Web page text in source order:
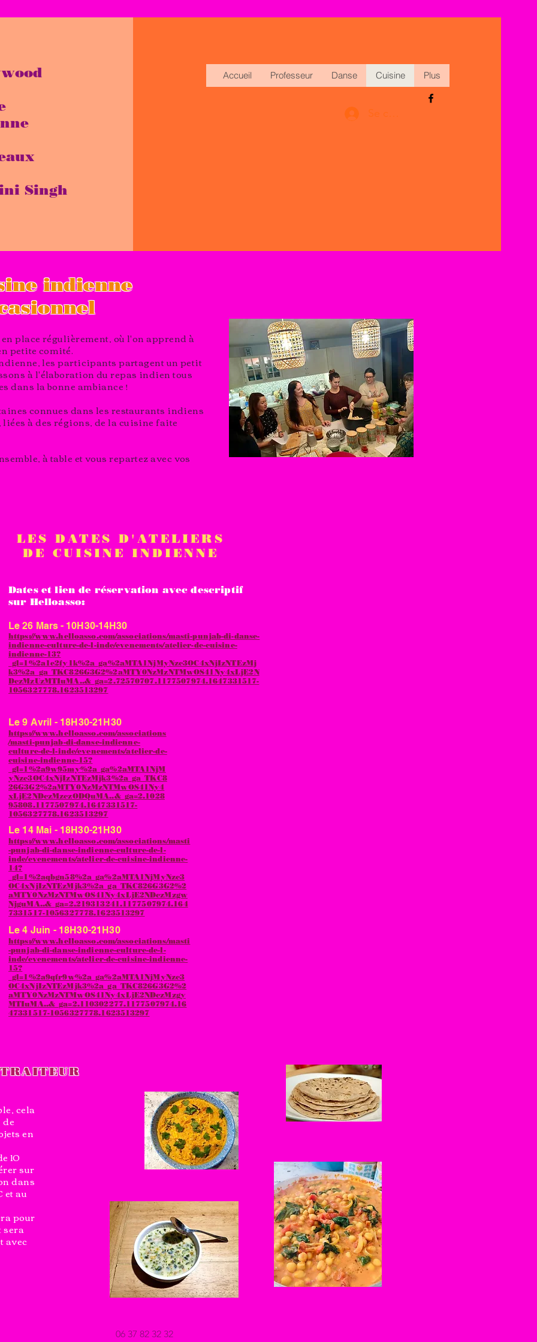
Singh
Accueil Professeur Danse Cuisine Plus
Se connecter
indienne
place régulièrement, où l'on apprend à
petite comité.
les participants partagent un petit
à l'élaboration du repas indien tous
dans la bonne ambiance !
connues dans les restaurants indiens
à des régions, de la cuisine faite
à table et vous repartez avec vos
LES DATES D'ATELIERS
DE CUISINE INDIENNE
Dates et lien de réservation avec descriptif
sur Helloasso:
Le 26 Mars - 10H30-14H30
https://www.helloasso.com/associations/masti-punjab-di-danse-
indienne-culture-de-l-inde/evenements/atelier-de-cuisine-
indienne-13?
_gl=1%2a1e2fy1k%2a_ga%2aMTA1NjMyNzc3OC4xNjIzNTEzMj
k3%2a_ga_TKC826G3G2%2aMTY0NzMzNTMwOS41Ny4xLjE2N
DczMzUzMTIuMA..&_ga=2.72570707.1177507974.1647331517-
1056327778.1623513297
Le 9 Avril - 18H30-21H30
https://www.helloasso.com/associations
/masti-punjab-di-danse-indienne-
culture-de-l-inde/evenements/atelier-de-
cuisine-indienne-15?
_gl=1%2a9w95my%2a_ga%2aMTA1NjM
yNzc3OC4xNjIzNTEzMjk3%2a_ga_TKC8
26G3G2%2aMTY0NzMzNTMwOS41Ny4
xLjE2NDczMzczODQuMA..&_ga=2.1028
95808.1177507974.1647331517-
1056327778.1623513297
Le 14 Mai - 18H30-21H30
https://www.helloasso.com/associations/masti
-punjab-di-danse-indienne-culture-de-l-
inde/evenements/atelier-de-cuisine-indienne-
14?
_gl=1%2aqbgn58%2a_ga%2aMTA1NjMyNzc3
OC4xNjIzNTEzMjk3%2a_ga_TKC826G3G2%2
aMTY0NzMzNTMwOS41Ny4xLjE2NDczMzgw
NjguMA..&_ga=2.219313241.1177507974.164
7331517-1056327778.1623513297
Le 4 Juin - 18H30-21H30
https://www.helloasso.com/associations/masti
-punjab-di-danse-indienne-culture-de-l-
inde/evenements/atelier-de-cuisine-indienne-
15?
_gl=1%2a9qfr9w%2a_ga%2aMTA1NjMyNzc3
OC4xNjIzNTEzMjk3%2a_ga_TKC826G3G2%2
aMTY0NzMzNTMwOS41Ny4xLjE2NDczMzgy
MTIuMA..&_ga=2.110302277.1177507974.16
47331517-1056327778.1623513297
cela
en
10
sur
dans
et au
pour
sera
avec
06 37 82 32 32